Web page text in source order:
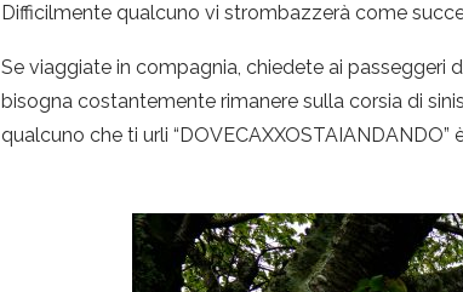
Difficilmente qualcuno vi strombazzerà come
Se viaggiate in compagnia, chiedete ai passeggeri
bisogna costantemente rimanere sulla corsia di
qualcuno che ti urli